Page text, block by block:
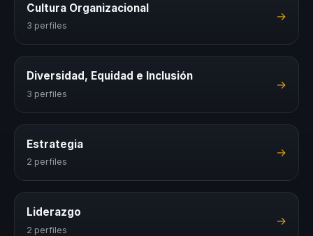
Cultura Organizacional
3 perfiles
→
Diversidad, Equidad e Inclusión
3 perfiles
→
Estrategia
2 perfiles
→
Liderazgo
2 perfiles
→